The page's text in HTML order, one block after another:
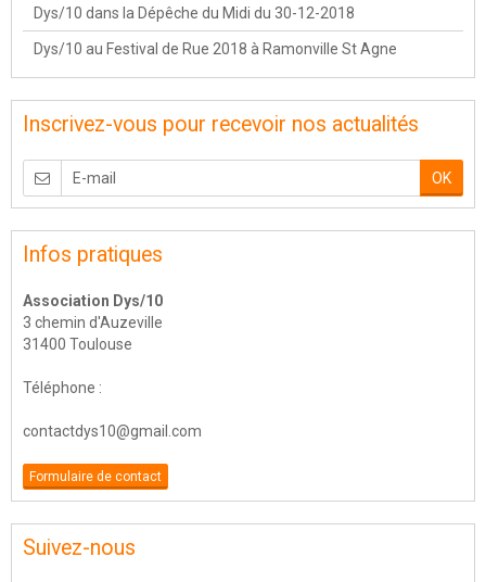
Dys/10 dans la Dépêche du Midi du 30-12-2018
Dys/10 au Festival de Rue 2018 à Ramonville St Agne
Inscrivez-vous pour recevoir nos actualités
OK
Infos pratiques
Association Dys/10
3 chemin d'Auzeville
31400 Toulouse
Téléphone :
contactdys10@gmail.com
Formulaire de contact
Suivez-nous